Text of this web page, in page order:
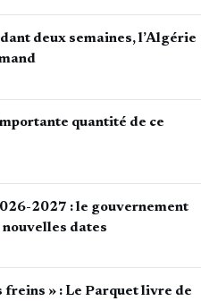
deux semaines, l’Algérie
quantité de ce
2027 : le gouvernement
dates
freins » : Le Parquet livre de